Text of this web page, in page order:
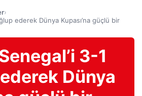
›
ederek Dünya Kupası’na güçlü bir
3-1
Dünya